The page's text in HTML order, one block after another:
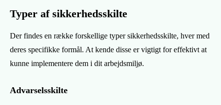
Typer af sikkerhedsskilte
Der findes en række forskellige typer sikkerhedsskilte, hver med
deres specifikke formål. At kende disse er vigtigt for effektivt at
kunne implementere dem i dit arbejdsmiljø.
Advarselsskilte